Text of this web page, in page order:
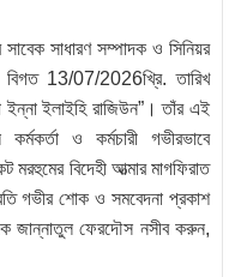
সাধারণ সম্পাদক ও সিনিয়র
13/07/2026খ্রি. তারিখ
ইলাইহি রাজিউন”। তাঁর এই
ও কর্মচারী গভীরভাবে
বিদেহী আত্মার মাগফিরাত
গভীর শোক ও সমবেদনা প্রকাশ
জান্নাতুল ফেরদৌস নসীব করুন,